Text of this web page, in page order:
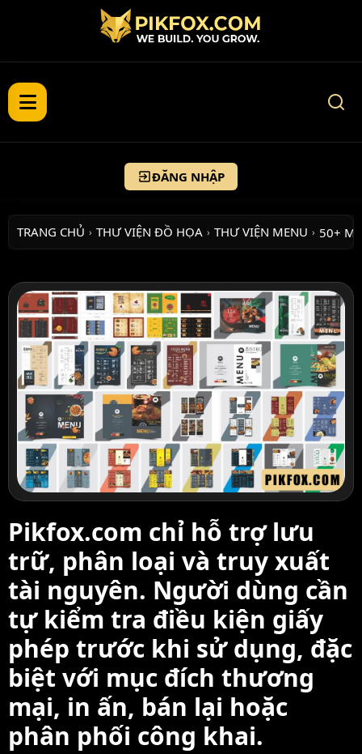
ĐĂNG NHẬP
TRANG CHỦ › THƯ VIỆN ĐỒ HỌA › THƯ VIỆN MENU › 50+
Pikfox.com chỉ hỗ trợ lưu
trữ, phân loại và truy xuất
tài nguyên. Người dùng cần
tự kiểm tra điều kiện giấy
phép trước khi sử dụng, đặc
biệt với mục đích thương
mại, in ấn, bán lại hoặc
phân phối công khai.